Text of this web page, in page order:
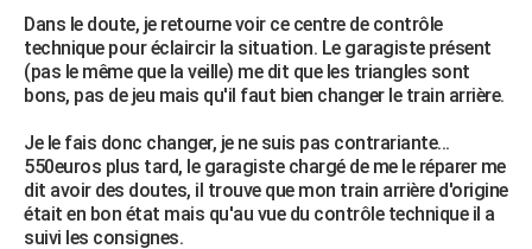
CARTE DE VOEUX
Carte de Noël
Carte Bonne année
Carte Saint-Valentin
Carte Pâques
Carte d'anniversaire
DICTIONNAIRE
PROGRAMME TV
COPAINS D'AVANT
S'inscrire
Se connecter
Lycées
Collèges
Primaires
Universités
Entreprises
Service militaire
Avis de recherche
AVIS DE DÉCÈS
Dans le doute, je retourne voir ce centre de contrôle
technique pour éclaircir la situation. Le garagiste présent
(pas le même que la veille) me dit que les triangles sont
bons, pas de jeu mais qu'il faut bien changer le train arrière.
Je le fais donc changer, je ne suis pas contrariante...
550euros plus tard, le garagiste chargé de me le réparer me
dit avoir des doutes, il trouve que mon train arrière d'origine
était en bon état mais qu'au vue du contrôle technique il a
suivi les consignes.